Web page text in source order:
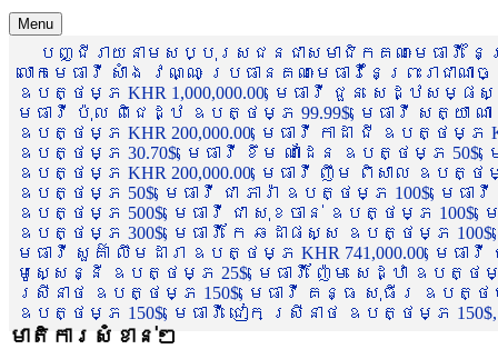
Menu
បញ្ជីរាយនាមសប្បុរសជនជាសមាជិកគណៈមេធាវី
លោកមេធាវី សាំង វណ្ណៈ ប្រធានគណៈមេធាវីនៃព្រះរា
ឧបត្ថម្ភ KHR 1,000,000.00, មេធាវី ជួន សេដ្ឋស
មេធាវី ប៉ុល ពិជេដ្ឋ ឧបត្ថម្ភ 99.99$, មេធាវី សត្យា ណ
ឧបត្ថម្ភ KHR 200,000.00, មេធាវី កាដា ជី ឧបត្ថម្ភ
ឧបត្ថម្ភ 30.70$, មេធាវី ខឹម ណាដែន ឧបត្ថម្ភ 50$,
ឧបត្ថម្ភ KHR 200,000.00, មេធាវី ញឹម ពិសាល ឧបត្ថ
ឧបត្ថម្ភ 50$, មេធាវី ជា ភារ៉ា ឧបត្ថម្ភ 100$, មេ
ឧបត្ថម្ភ 500$, មេធាវី ជា សុខចាន់ ឧបត្ថម្ភ
ឧបត្ថម្ភ 300$, មេធាវី កែ ឆដាផស្ស ឧបត្ថម្ភ
មេធាវី សួគ៌ា លឹមដារា ឧបត្ថម្ភ KHR 741,000.00, មេ
មូសេ្សន្នី ឧបត្ថម្ភ 25$, មេធាវី ញ៉ែម សេដ្ឋា ឧបត្ថ
ស្រីនាថ ឧបត្ថម្ភ 150$, មេធាវី គន្ធ សុធីរ ឧបត្ថម្ភ
ឧបត្ថម្ភ 150$, មេធាវី ជៀក ស្រីនាថ ឧបត្ថម្ភ 150$,
មាតិការសំខាន់ៗ